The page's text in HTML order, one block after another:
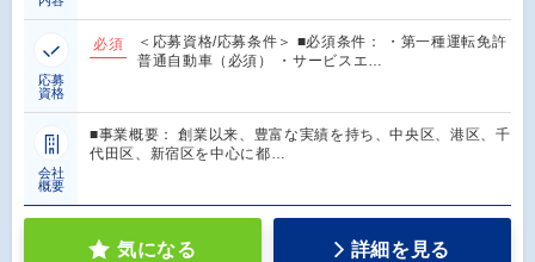
応募
資格
必須
＜応募資格/応募条件＞ ■必須条件： ・第一種運転免許
普通自動車（必須） ・サービスエ…
会社
概要
■事業概要： 創業以来、豊富な実績を持ち、中央区、港区、千
代田区、新宿区を中心に都…
気になる 詳細を見る